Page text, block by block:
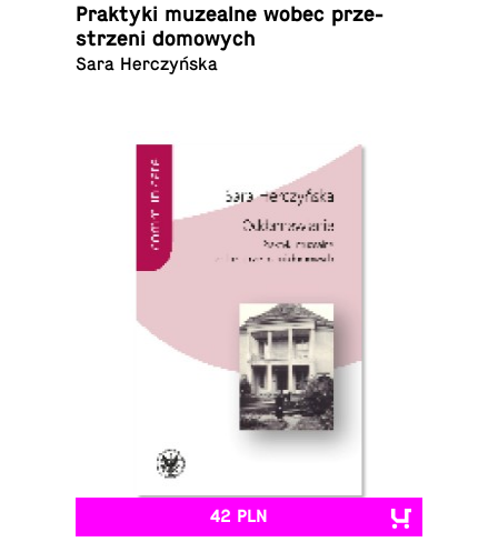
Prak­ty­ki mu­ze­al­ne wobec prze­
strze­ni domowych
Sara Herczyńska
42 PLN